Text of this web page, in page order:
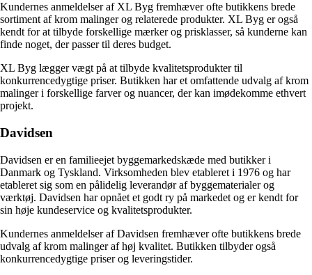
Kundernes anmeldelser af XL Byg fremhæver ofte butikkens brede
sortiment af krom malinger og relaterede produkter. XL Byg er også
kendt for at tilbyde forskellige mærker og prisklasser, så kunderne kan
finde noget, der passer til deres budget.
XL Byg lægger vægt på at tilbyde kvalitetsprodukter til
konkurrencedygtige priser. Butikken har et omfattende udvalg af krom
malinger i forskellige farver og nuancer, der kan imødekomme ethvert
projekt.
Davidsen
Davidsen er en familieejet byggemarkedskæde med butikker i
Danmark og Tyskland. Virksomheden blev etableret i 1976 og har
etableret sig som en pålidelig leverandør af byggematerialer og
værktøj. Davidsen har opnået et godt ry på markedet og er kendt for
sin høje kundeservice og kvalitetsprodukter.
Kundernes anmeldelser af Davidsen fremhæver ofte butikkens brede
udvalg af krom malinger af høj kvalitet. Butikken tilbyder også
konkurrencedygtige priser og leveringstider.